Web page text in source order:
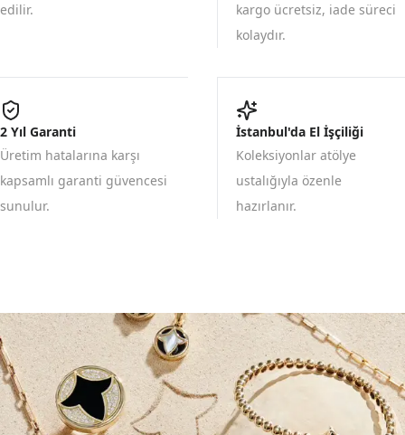
edilir.
kargo ücretsiz, iade süreci
kolaydır.
2 Yıl Garanti
Üretim hatalarına karşı
kapsamlı garanti güvencesi
sunulur.
İstanbul'da El İşçiliği
Koleksiyonlar atölye
ustalığıyla özenle
hazırlanır.